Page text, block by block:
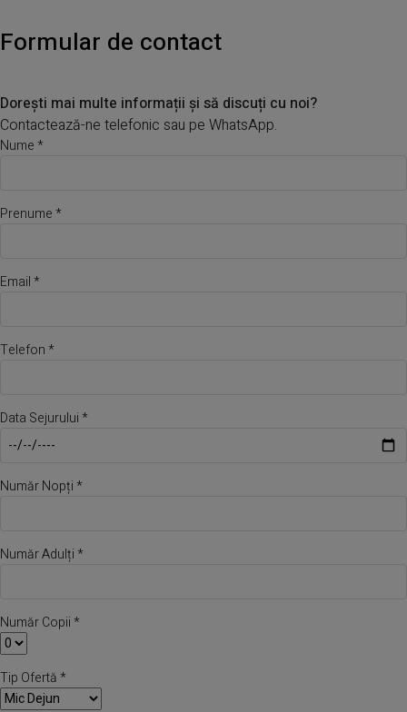
Formular de contact
Dorești mai multe informații și să discuți cu noi?
Contactează-ne telefonic sau pe WhatsApp.
Nume *
Prenume *
Email *
Telefon *
Data Sejurului *
Număr Nopți *
Număr Adulți *
Număr Copii *
Tip Ofertă *